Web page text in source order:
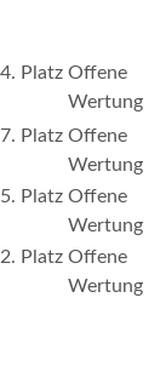
4. Platz Offene
Wertung
7. Platz Offene
Wertung
5. Platz Offene
Wertung
2. Platz Offene
Wertung